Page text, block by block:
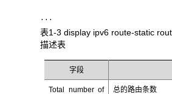
...
表1-3 display ipv6 route-static
描述表
字段
Total number of
总的路由条数